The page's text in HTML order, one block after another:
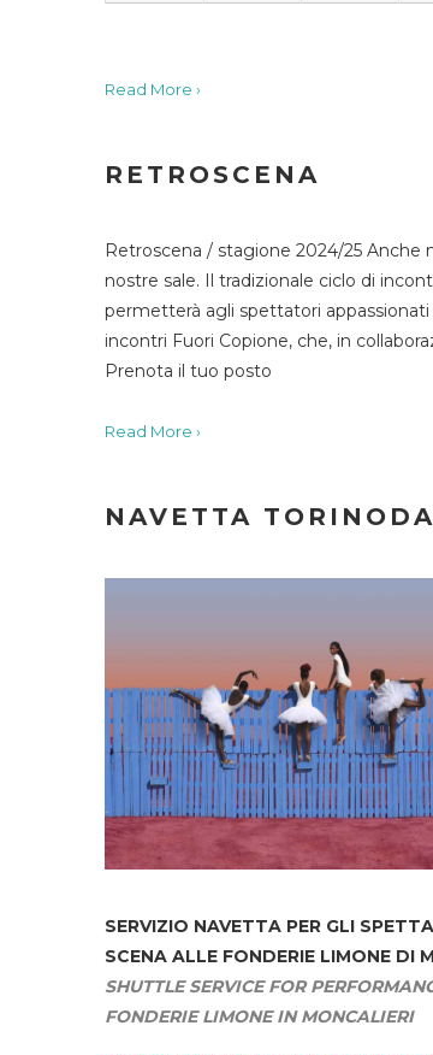
Read More ›
RETROSCENA
Retroscena / stagione 2024/25
nostre sale. Il tradizionale ciclo di
permetterà agli spettatori appassionati
incontri Fuori Copione, che, in
Prenota il tuo posto
Read More ›
NAVETTA
SERVIZIO NAVETTA PER GLI
SCENA ALLE FONDERIE LIMONE DI
SHUTTLE SERVICE FOR
FONDERIE LIMONE IN MONCALIERI